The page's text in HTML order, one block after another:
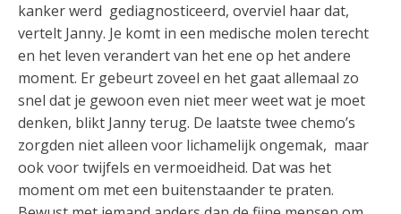
kanker werd gediagnosticeerd, overviel haar dat,
vertelt Janny. Je komt in een medische molen terecht
en het leven verandert van het ene op het andere
moment. Er gebeurt zoveel en het gaat allemaal zo
snel dat je gewoon even niet meer weet wat je moet
denken, blikt Janny terug. De laatste twee chemo’s
zorgden niet alleen voor lichamelijk ongemak, maar
ook voor twijfels en vermoeidheid. Dat was het
moment om met een buitenstaander te praten.